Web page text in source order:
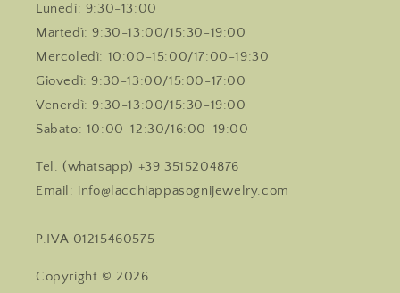
Lunedì: 9:30-13:00
Martedì: 9:30-13:00/15:30-19:00
Mercoledì: 10:00-15:00/17:00-19:30
Giovedì: 9:30-13:00/15:00-17:00
Venerdì: 9:30-13:00/15:30-19:00
Sabato: 10:00-12:30/16:00-19:00
Tel. (whatsapp) +39 3515204876
Email: info@lacchiappasognijewelry.com
P.IVA 01215460575
Copyright © 2026